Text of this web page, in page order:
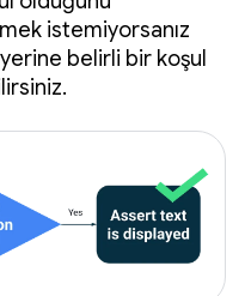
istemiyorsanız
belirli bir koşul